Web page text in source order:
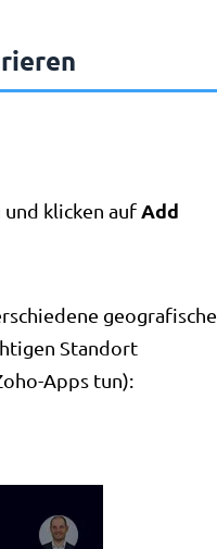
und klicken aufAdd
geografische
Standort
Apps tun):